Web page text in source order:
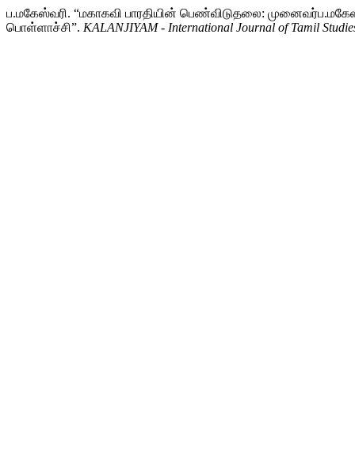
ப.மகேஸ்வரி. “மகாகவி பாரதியின் பெண்விடுதலை:
பொள்ளாச்சி”. KALANJIYAM - International Journal of Tamil